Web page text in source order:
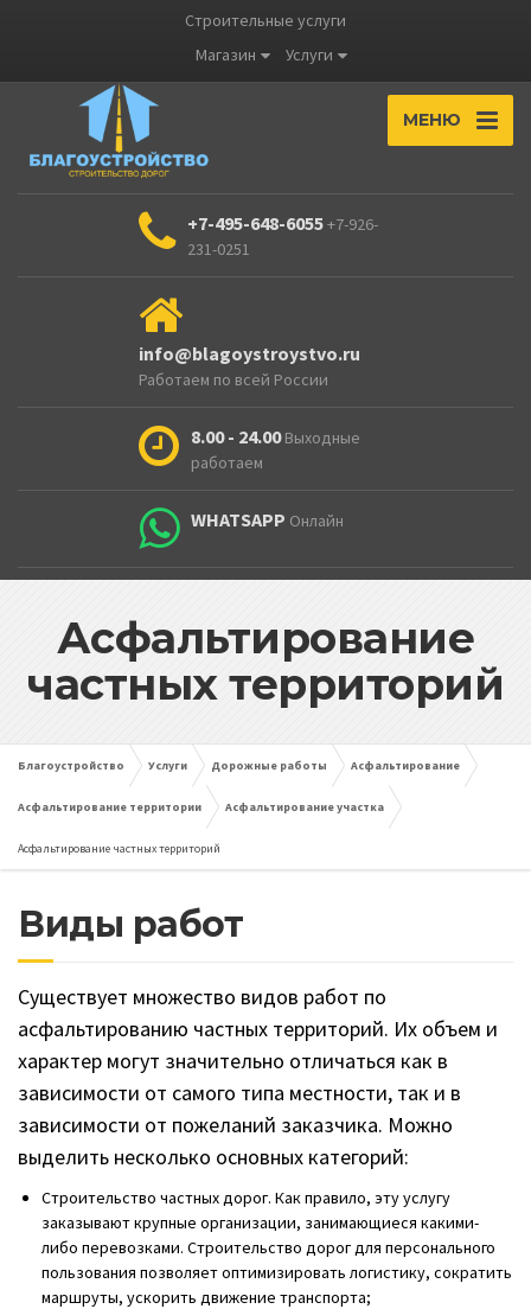
Строительные услуги
Магазин
Услуги
МЕНЮ
+7-495-648-6055+7-926-
231-0251
info@blagoystroystvo.ru
Работаем по всей России
8.00 - 24.00 Выходные
работаем
WHATSAPP Онлайн
Асфальтирование
частных территорий
Благоустройство Услуги Дорожные работы Асфальтирование
Асфальтирование территории Асфальтирование участка
Асфальтирование частных территорий
Виды работ
Существует множество видов работ по
асфальтированию частных территорий. Их объем и
характер могут значительно отличаться как в
зависимости от самого типа местности, так и в
зависимости от пожеланий заказчика. Можно
выделить несколько основных категорий:
Строительство частных дорог. Как правило, эту услугу
заказывают крупные организации, занимающиеся какими-
либо перевозками. Строительство дорог для персонального
пользования позволяет оптимизировать логистику, сократить
маршруты, ускорить движение транспорта;